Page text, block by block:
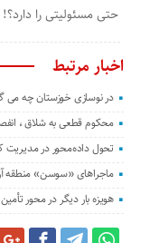
حتی مسئولیتی را دارد؟!
اخبار مرتبط
در نوسازی خوزستان چه می
محکوم قطعی به شلاق ،
تحول داده‌محور در مدیریت
ماجراهای «سوسن» منطقه
هویزه بار دیگر در محور